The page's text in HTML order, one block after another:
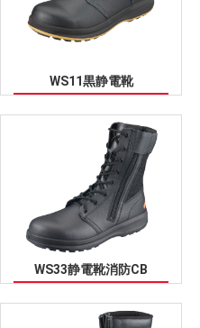
WS11黒静電靴
WS33静電靴消防CB